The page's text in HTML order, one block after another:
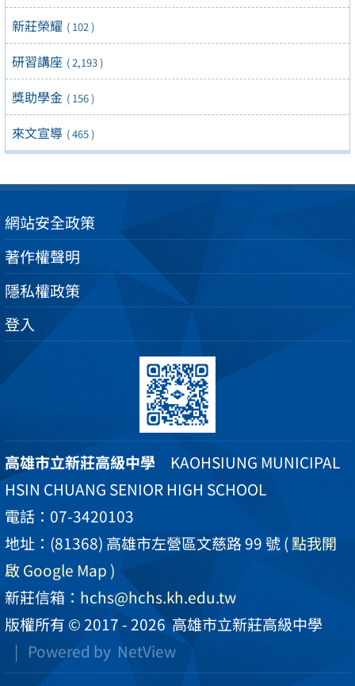
新莊榮耀 ( 102 )
研習講座 ( 2,193 )
獎助學金 ( 156 )
來文宣導 ( 465 )
網站安全政策
著作權聲明
隱私權政策
登入
高雄市立新莊高級中學 KAOHSIUNG MUNICIPAL
HSIN CHUANG SENIOR HIGH SCHOOL
電話：07-3420103
地址：(81368) 高雄市左營區文慈路 99 號( 點我開
啟 Google Map )
新莊信箱： hchs@hchs.kh.edu.tw
版權所有 © 2017 - 2026高雄市立新莊高級中學
| Powered by NetView